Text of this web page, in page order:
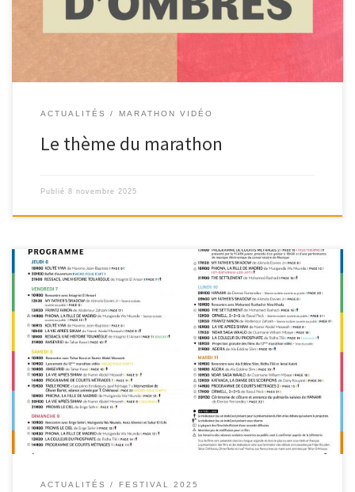
ACTUALITÉS MARATHON VIDÉO
Le thème du marathon
Publié 8 novembre 2025
Cliquer sur les flèches pour feuilleter le programme Cette année,
c’est une équipe en mouvement […]
ACTUALITÉS FESTIVAL 2025